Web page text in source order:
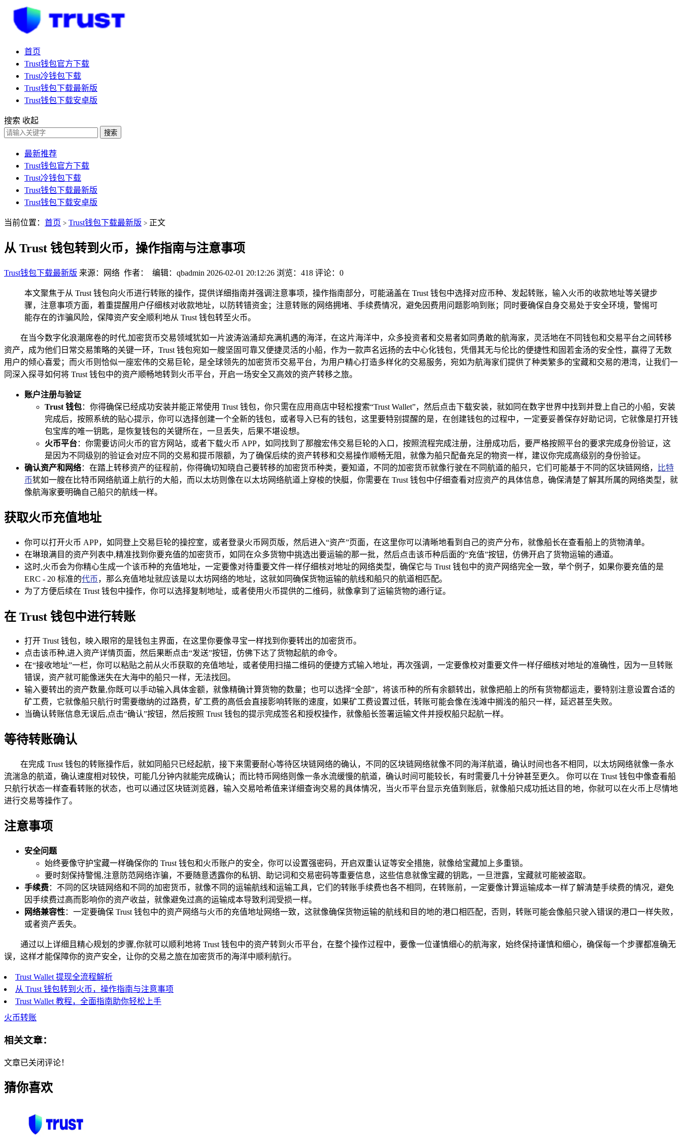
首页
Trust钱包官方下载
Trust冷钱包下载
Trust钱包下载最新版
Trust钱包下载安卓版
搜索 收起
搜索
最新推荐
Trust钱包官方下载
Trust冷钱包下载
Trust钱包下载最新版
Trust钱包下载安卓版
当前位置： 首页 > Trust钱包下载最新版 > 正文
从 Trust 钱包转到火币，操作指南与注意事项
Trust钱包下载最新版 来源：网络 作者： 编辑：qbadmin 2026-02-01 20:12:26 浏览：418 评论：0
本文聚焦于从 Trust 钱包向火币进行转账的操作，提供详细指南并强调注意事项，操作指南部分，可能涵盖在 Trust 钱包中选择对应币种、发起转账，输入火币的收款地址等关键步
骤，注意事项方面，着重提醒用户仔细核对收款地址，以防转错资金；注意转账的网络拥堵、手续费情况，避免因费用问题影响到账；同时要确保自身交易处于安全环境，警惕可
能存在的诈骗风险，保障资产安全顺利地从 Trust 钱包转至火币。
在当今数字化浪潮席卷的时代,加密货币交易领域犹如一片波涛汹涌却充满机遇的海洋，在这片海洋中，众多投资者和交易者如同勇敢的航海家，灵活地在不同钱包和交易平台之间转移
资产，成为他们日常交易策略的关键一环，Trust 钱包宛如一艘坚固可靠又便捷灵活的小船，作为一款声名远扬的去中心化钱包，凭借其无与伦比的便捷性和固若金汤的安全性，赢得了无数
用户的倾心喜爱；而火币则恰似一座宏伟的交易巨轮，是全球领先的加密货币交易平台，为用户精心打造多样化的交易服务，宛如为航海家们提供了种类繁多的宝藏和交易的港湾，让我们一
同深入探寻如何将 Trust 钱包中的资产顺畅地转到火币平台，开启一场安全又高效的资产转移之旅。
账户注册与验证
Trust 钱包：你得确保已经成功安装并能正常使用 Trust 钱包，你只需在应用商店中轻松搜索“Trust Wallet”，然后点击下载安装，就如同在数字世界中找到并登上自己的小船，安装
完成后，按照系统的贴心提示，你可以选择创建一个全新的钱包，或者导入已有的钱包，这里要特别提醒的是，在创建钱包的过程中，一定要妥善保存好助记词，它就像是打开钱
包宝库的唯一钥匙，是恢复钱包的关键所在，一旦丢失，后果不堪设想。
火币平台：你需要访问火币的官方网站，或者下载火币 APP，如同找到了那艘宏伟交易巨轮的入口，按照流程完成注册，注册成功后，要严格按照平台的要求完成身份验证，这
是因为不同级别的验证会对应不同的交易和提币限额，为了确保后续的资产转移和交易操作顺畅无阻，就像为船只配备充足的物资一样，建议你完成高级别的身份验证。
确认资产和网络：在踏上转移资产的征程前，你得确切知晓自己要转移的加密货币种类，要知道，不同的加密货币就像行驶在不同航道的船只，它们可能基于不同的区块链网络，
比特
币犹如一艘在比特币网络航道上航行的大船，而以太坊则像在以太坊网络航道上穿梭的快艇，你需要在 Trust 钱包中仔细查看对应资产的具体信息，确保清楚了解其所属的网络类型，就
像航海家要明确自己船只的航线一样。
获取火币充值地址
你可以打开火币 APP，如同登上交易巨轮的操控室，或者登录火币网页版，然后进入“资产”页面，在这里你可以清晰地看到自己的资产分布，就像船长在查看船上的货物清单。
在琳琅满目的资产列表中,精准找到你要充值的加密货币，如同在众多货物中挑选出要运输的那一批，然后点击该币种后面的“充值”按钮，仿佛开启了货物运输的通道。
这时,火币会为你精心生成一个该币种的充值地址，一定要像对待重要文件一样仔细核对地址的网络类型，确保它与 Trust 钱包中的资产网络完全一致，举个例子，如果你要充值的是
ERC - 20 标准的代币 ，那么充值地址就应该是以太坊网络的地址，这就如同确保货物运输的航线和船只的航道相匹配。
为了方便后续在 Trust 钱包中操作，你可以选择复制地址，或者使用火币提供的二维码，就像拿到了运输货物的通行证。
在 Trust 钱包中进行转账
打开 Trust 钱包，映入眼帘的是钱包主界面，在这里你要像寻宝一样找到你要转出的加密货币。
点击该币种,进入资产详情页面，然后果断点击“发送”按钮，仿佛下达了货物起航的命令。
在“接收地址”一栏，你可以粘贴之前从火币获取的充值地址，或者使用扫描二维码的便捷方式输入地址，再次强调，一定要像校对重要文件一样仔细核对地址的准确性，因为一旦转账
错误，资产就可能像迷失在大海中的船只一样，无法找回。
输入要转出的资产数量,你既可以手动输入具体金额，就像精确计算货物的数量；也可以选择“全部”，将该币种的所有余额转出，就像把船上的所有货物都运走，要特别注意设置合适的
矿工费，它就像船只航行时需要缴纳的过路费，矿工费的高低会直接影响转账的速度，如果矿工费设置过低，转账可能会像在浅滩中搁浅的船只一样，延迟甚至失败。
当确认转账信息无误后,点击“确认”按钮，然后按照 Trust 钱包的提示完成签名和授权操作，就像船长签署运输文件并授权船只起航一样。
等待转账确认
在完成 Trust 钱包的转账操作后，就如同船只已经起航，接下来需要耐心等待区块链网络的确认，不同的区块链网络就像不同的海洋航道，确认时间也各不相同，以太坊网络就像一条水
流湍急的航道，确认速度相对较快，可能几分钟内就能完成确认；而比特币网络则像一条水流缓慢的航道，确认时间可能较长，有时需要几十分钟甚至更久。 你可以在 Trust 钱包中像查看船
只航行状态一样查看转账的状态，也可以通过区块链浏览器，输入交易哈希值来详细查询交易的具体情况，当火币平台显示充值到账后，就像船只成功抵达目的地，你就可以在火币上尽情地
进行交易等操作了。
注意事项
安全问题
始终要像守护宝藏一样确保你的 Trust 钱包和火币账户的安全，你可以设置强密码，开启双重认证等安全措施，就像给宝藏加上多重锁。
要时刻保持警惕,注意防范网络诈骗，不要随意透露你的私钥、助记词和交易密码等重要信息，这些信息就像宝藏的钥匙，一旦泄露，宝藏就可能被盗取。
手续费：不同的区块链网络和不同的加密货币，就像不同的运输航线和运输工具，它们的转账手续费也各不相同，在转账前，一定要像计算运输成本一样了解清楚手续费的情况，避免
因手续费过高而影响你的资产收益，就像避免过高的运输成本导致利润受损一样。
网络兼容性：一定要确保 Trust 钱包中的资产网络与火币的充值地址网络一致，这就像确保货物运输的航线和目的地的港口相匹配，否则，转账可能会像船只驶入错误的港口一样失败，
或者资产丢失。
通过以上详细且精心规划的步骤,你就可以顺利地将 Trust 钱包中的资产转到火币平台，在整个操作过程中，要像一位谨慎细心的航海家，始终保持谨慎和细心，确保每一个步骤都准确无
误，这样才能保障你的资产安全，让你的交易之旅在加密货币的海洋中顺利航行。
Trust Wallet 提现全流程解析
从 Trust 钱包转到火币，操作指南与注意事项
Trust Wallet 教程，全面指南助你轻松上手
火币转账
相关文章：
文章已关闭评论！
猜你喜欢